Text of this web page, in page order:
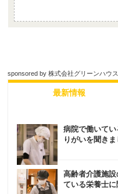
sponsored by 株式会社グリーンハウス
最新情報
病院で働いて
りがいを聞きま
高齢者介護施
ている栄養士に